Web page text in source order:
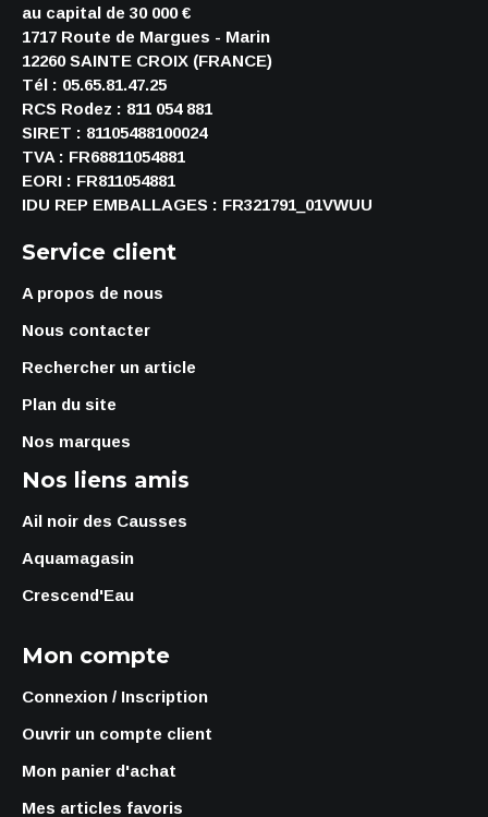
au capital de 30 000 €
1717 Route de Margues - Marin
12260 SAINTE CROIX (FRANCE)
Tél : 05.65.81.47.25
RCS Rodez : 811 054 881
SIRET : 81105488100024
TVA : FR68811054881
EORI : FR811054881
IDU REP EMBALLAGES : FR321791_01VWUU
Service client
A propos de nous
Nous contacter
Rechercher un article
Plan du site
Nos marques
Nos liens amis
Ail noir des Causses
Aquamagasin
Crescend'Eau
Mon compte
Connexion / Inscription
Ouvrir un compte client
Mon panier d'achat
Mes articles favoris